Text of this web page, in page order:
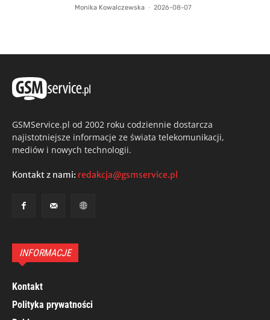
Monika Kowalczewska - 2026-08-07
GSMService.pl od 2002 roku codziennie dostarcza
najistotniejsze informacje ze świata telekomunikacji,
mediów i nowych technologii.
Kontakt z nami: redakcja@gsmservice.pl
INFORMACJE
Kontakt
Polityka prywatności